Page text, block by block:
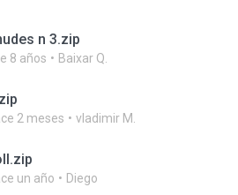
n 3.zip
8 años Baixar Q.
2 meses vladimir M.
un año Diego